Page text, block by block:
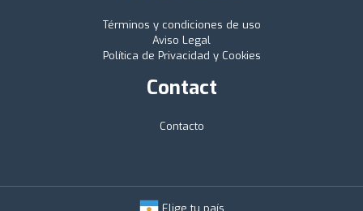
Términos y condiciones de uso
Aviso Legal
Política de Privacidad y Cookies
Contact
Contacto